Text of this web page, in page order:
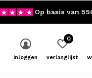
inloggen verlanglijst
0
Op basis van